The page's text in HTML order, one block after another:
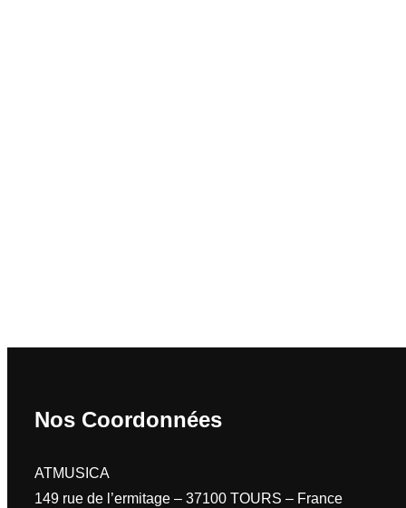
Nos Coordonnées
ATMUSICA
149 rue de l’ermitage – 37100 TOURS – France